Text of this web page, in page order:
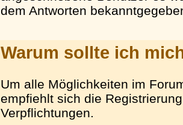
dem Antworten
Warum sollte ich
Um alle Möglichkeiten im
empfiehlt sich die
Verpflichtungen.